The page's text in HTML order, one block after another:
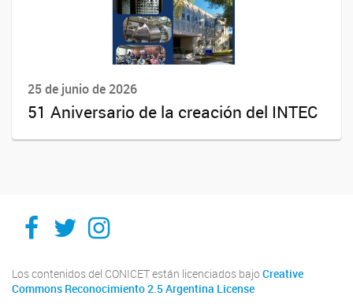
25 de junio de 2026
51 Aniversario de la creación del INTEC
Facebook
TwitterInstagram
Los contenidos del CONICET están licenciados bajo Creative
Commons Reconocimiento 2.5 Argentina License